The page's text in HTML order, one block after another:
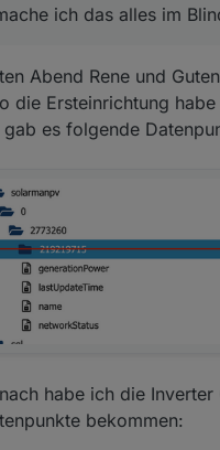
ich das alles im
Abend Rene und
die Ersteinrichtung
gab es folgende
habe ich die
bekommen: